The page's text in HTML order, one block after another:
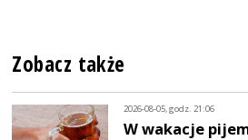
Zobacz także
2026-08-05, godz. 21:06
W wakacje